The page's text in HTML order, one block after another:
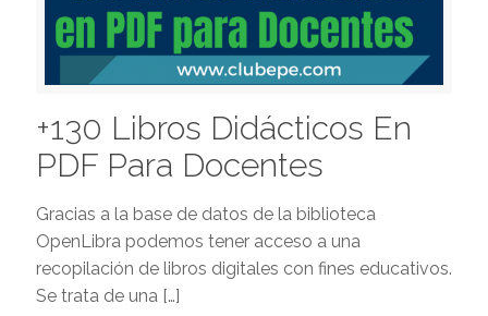
+130 Libros Didácticos En
PDF Para Docentes
Gracias a la base de datos de la biblioteca
OpenLibra podemos tener acceso a una
recopilación de libros digitales con fines educativos.
Se trata de una […]